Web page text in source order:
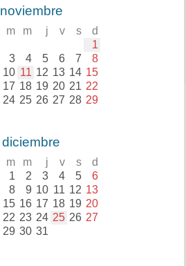
noviembre
m m j v s d
1
3 4 5 6 7 8
10 11 12 13 14 15
17 18 19 20 21 22
24 25 26 27 28 29
diciembre
m m j v s d
1 2 3 4 5 6
8 9 10 11 12 13
15 16 17 18 19 20
22 23 24 25 26 27
29 30 31